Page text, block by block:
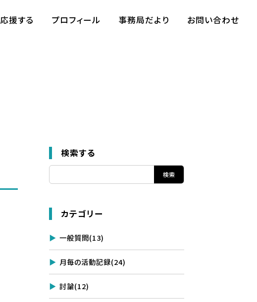
応援する プロフィール 事務局だより お問い合わせ
検索する
カテゴリー
一般質問(13)
月毎の活動記録(24)
討論(12)